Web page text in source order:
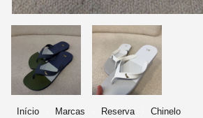
Início Marcas Reserva Chinelo